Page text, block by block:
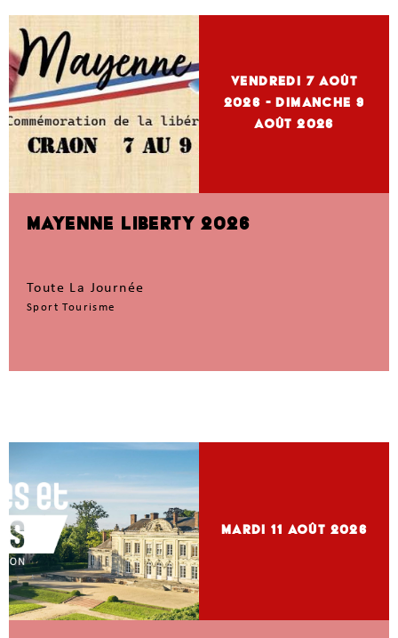
vendredi 7Août
2026 - dimanche 9
Août 2026
MAYENNE LIBERTY 2026
Toute La Journée
Sport Tourisme
mardi 11 Août 2026